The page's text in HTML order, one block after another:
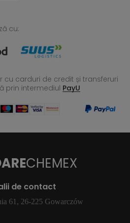
cu:
cu carduri de credit și transferuri
prin intermediul PayU
CHEMEX
de contact
61, 26-225 Gowarczów